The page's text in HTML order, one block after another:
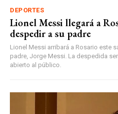
DEPORTES
Lionel Messi llegará a
despedir a su padre
Lionel Messi arribará a Rosario este
padre, Jorge Messi. La despedida
abierto al público.